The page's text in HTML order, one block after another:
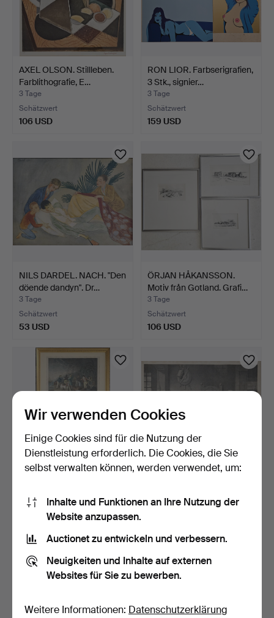
AXEL OLSON. Stillleben.
Farblithografie, E…
3 Tage
Schätzwert
106 USD
RON LIOR. Farbserigrafien,
3 Stk., signier…
3 Tage
Schätzwert
159 USD
NILS DARDEL. NACH. "Den
döende dandyn". Dr…
3 Tage
Schätzwert
53 USD
ÖRJAN HÅKANSSON.
Motiv från Gotland. Grafi…
3 Tage
Schätzwert
106 USD
3 Tage
Schätzwert
53 USD
3 Tage
53 USD
Wir verwenden Cookies
Einige Cookies sind für die Nutzung der
Dienstleistung erforderlich. Die Cookies, die Sie
selbst verwalten können, werden verwendet, um:
Inhalte und Funktionen an Ihre Nutzung der
Website anzupassen.
Auctionet zu entwickeln und verbessern.
Neuigkeiten und Inhalte auf externen
Websites für Sie zu bewerben.
Weitere Informationen: Datenschutzerklärung